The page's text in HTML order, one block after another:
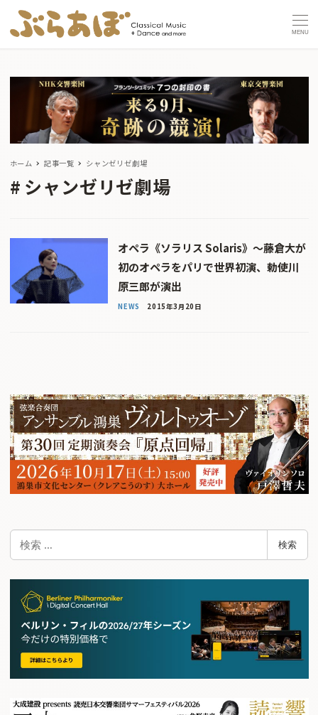
MENU
ホーム 記事一覧 シャンゼリゼ劇場
シャンゼリゼ劇場
オペラ《ソラリス Solaris》〜藤倉大が
初のオペラをパリで世界初演、勅使川
原三郎が演出
NEWS 2015年3月20日
検
検索